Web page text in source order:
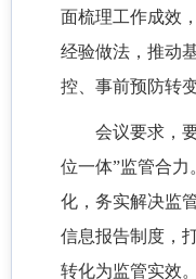
面梳理工作成效
经验做法，推动
控、事前预防转变
会议要求，
位一体”监管合
化，务实解决监
信息报告制度，
转化为监管实效